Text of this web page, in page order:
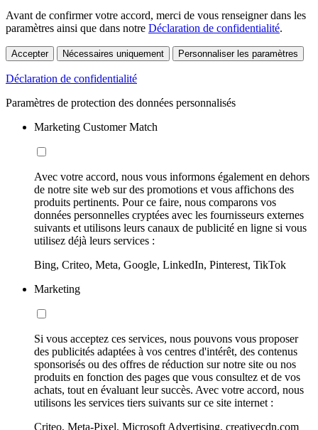
Avant de confirmer votre accord, merci de vous renseigner dans les
paramètres ainsi que dans notre Déclaration de confidentialité.
Accepter Nécessaires uniquement Personnaliser les paramètres
Déclaration de confidentialité
Paramètres de protection des données personnalisés
Marketing Customer Match
Avec votre accord, nous vous informons également en dehors
de notre site web sur des promotions et vous affichons des
produits pertinents. Pour ce faire, nous comparons vos
données personnelles cryptées avec les fournisseurs externes
suivants et utilisons leurs canaux de publicité en ligne si vous
utilisez déjà leurs services :
Bing, Criteo, Meta, Google, LinkedIn, Pinterest, TikTok
Marketing
Si vous acceptez ces services, nous pouvons vous proposer
des publicités adaptées à vos centres d'intérêt, des contenus
sponsorisés ou des offres de réduction sur notre site ou nos
produits en fonction des pages que vous consultez et de vos
achats, tout en évaluant leur succès. Avec votre accord, nous
utilisons les services tiers suivants sur ce site internet :
Criteo, Meta-Pixel, Microsoft Advertising, creativecdn.com